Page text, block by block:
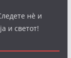
нè и
и светот!